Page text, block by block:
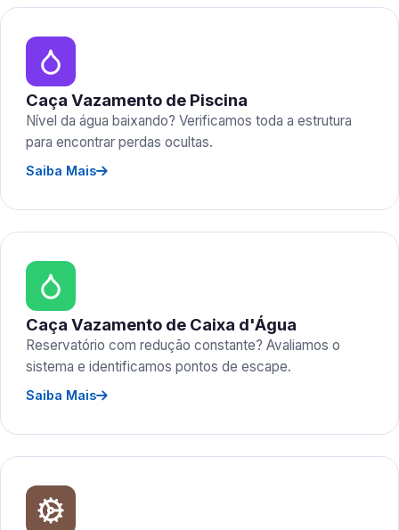
Caça Vazamento de Piscina
Nível da água baixando? Verificamos toda a estrutura
para encontrar perdas ocultas.
Saiba Mais
Caça Vazamento de Caixa d'Água
Reservatório com redução constante? Avaliamos o
sistema e identificamos pontos de escape.
Saiba Mais